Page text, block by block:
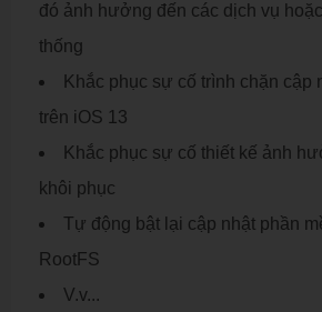
đó ảnh hưởng đến các dịch vụ
thống
Khắc phục sự cố trình chặn cập
trên iOS 13
Khắc phục sự cố thiết kế ảnh
khôi phục
Tự động bật lại cập nhật phần
RootFS
V.v...